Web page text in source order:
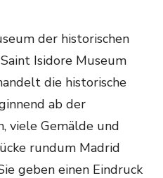
der historischen
Isidore Museum
die historische
ab der
viele Gemälde und
rundum Madrid
geben einen Eindruck